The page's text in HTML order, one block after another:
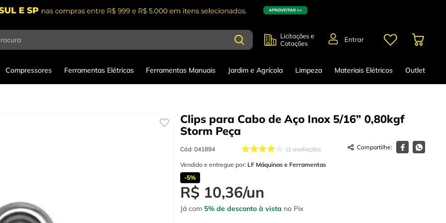
Licitações e
Cotações
Entrar
Compressores Ferramentas Elétricas Ferramentas Manuais Jardim e Agrícola Limpeza Materiais Elétricos Outlet
Clips para Cabo de Aço Inox 5/16” 0,80kgf
Storm Peça
Cód: 041894 1 avaliação
Vendido e entregue por: LF Máquinas e Ferramentas
-5%
R$ 10,36/un
Já com 5% de desconto à vista no Pix